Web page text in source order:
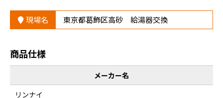
現場名 東京都葛飾区高砂 給湯器交換
商品仕様
メーカー名
リンナイ